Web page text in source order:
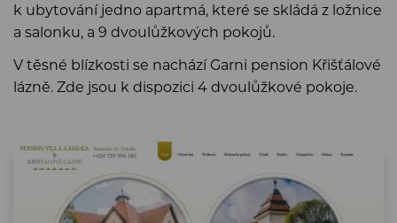
k ubytování jedno apartmá, které se skládá z ložnice
a salonku, a 9 dvoulůžkových pokojů.
V těsné blízkosti se nachází Garni pension Křišťálové
lázně. Zde jsou k dispozici 4 dvoulůžkové pokoje.